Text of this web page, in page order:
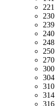
221
230
239
240
248
250
270
300
304
310
314
316